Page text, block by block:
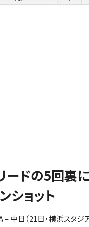
ードの5回裏
ショット
中日（21日・横浜スタジア